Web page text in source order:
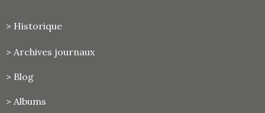
> Historique
> Archives journaux
> Blog
> Albums